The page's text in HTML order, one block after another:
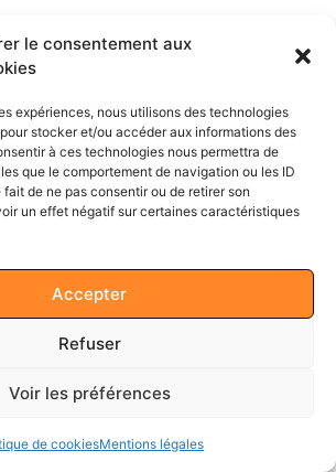
le consentement aux
expériences, nous utilisons des technologies
stocker et/ou accéder aux informations des
à ces technologies nous permettra de
que le comportement de navigation ou les ID
de ne pas consentir ou de retirer son
un effet négatif sur certaines caractéristiques
Accepter
Refuser
Voir les préférences
de cookiesMentions légales